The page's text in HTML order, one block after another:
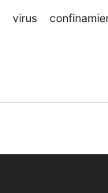
virus